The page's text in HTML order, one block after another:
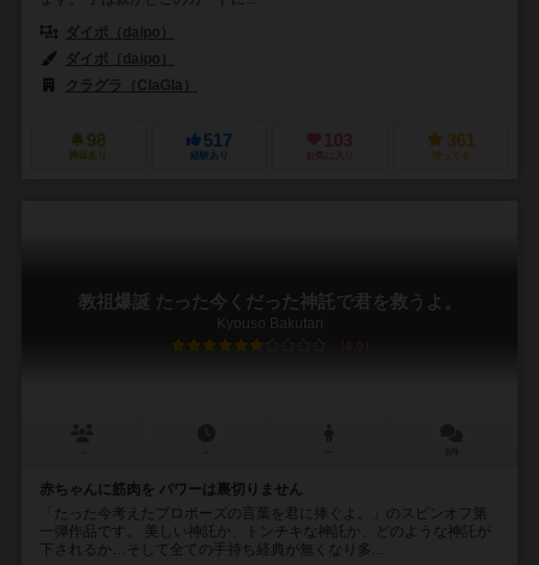
ダイポ（daipo）
ダイポ（daipo）
クラグラ（ClaGla）
98
興味あり
517
経験あり
103
お気に入り
361
持ってる
教祖爆誕 たった今くだった神託で君を救うよ。
Kyouso Bakutan
6.0
赤ちゃんに筋肉を パワーは裏切りません
「たった今考えたプロポーズの言葉を君に捧ぐよ。」のスピンオフ第
一弾作品です。 美しい神託か、トンチキな神託か、どのような神託が
下されるか…そして全ての手持ち経典が無くなり多...